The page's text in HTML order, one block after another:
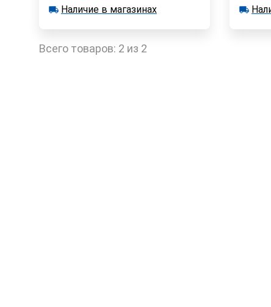
В корзину
Быстрый заказ
в наличии 3 шт.
Наличие в магазинах в
Всего товаров: 2 из 2